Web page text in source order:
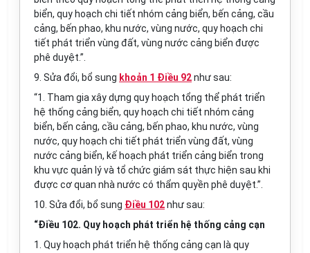
biển, quy hoạch chi tiết nhóm cảng biển, bến cảng, cầu
cảng, bến phao, khu nước, vùng nước, quy hoạch chi
tiết phát triển vùng đất, vùng nước cảng biển được
phê duyệt.”.
9. Sửa đổi, bổ sung khoản 1 Điều 92như sau:
“1
. Tham gia xây dựng quy hoạch tổng thể phát triển
hệ thống cảng biển, quy hoạch chi tiết nhóm cảng
biển, bến cảng, cầu cảng, bến phao, khu nước, vùng
nước, quy hoạch chi tiết phát triển vùng đất, vùng
nước cảng biển, kế hoạch phát triển cảng biển trong
khu vực quản lý và tổ chức giám sát thực hiện sau khi
được cơ quan nhà nước có thẩm quyền phê duyệt.”.
10. Sửa đổi, bổ sung Điều 102như sau:
“Điều 102. Quy hoạch phát triển hệ thống cảng cạn
1. Quy hoạch phát triển hệ thống cảng cạn là quy